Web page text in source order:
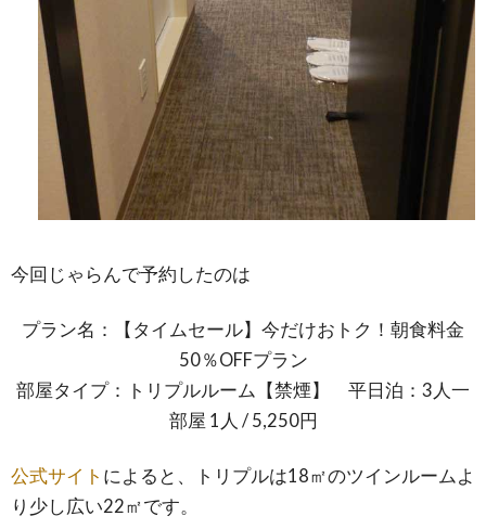
今回じゃらんで予約したのは
プラン名：【タイムセール】今だけおトク！朝食料金
50％OFFプラン
部屋タイプ：トリプルルーム【禁煙】 平日泊：3人一
部屋 1人 / 5,250円
公式サイト によると、トリプルは18㎡のツインルームよ
り少し広い22㎡です。